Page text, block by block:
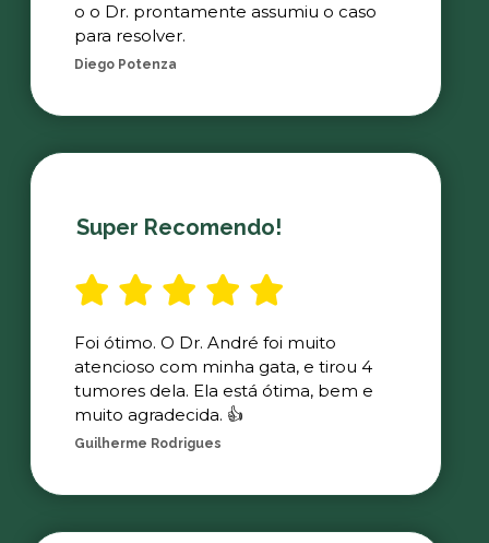
o o Dr. prontamente assumiu o caso
para resolver.
Diego Potenza
Super Recomendo!
Foi ótimo. O Dr. André foi muito
atencioso com minha gata, e tirou 4
tumores dela. Ela está ótima, bem e
muito agradecida. 👍
Guilherme Rodrigues